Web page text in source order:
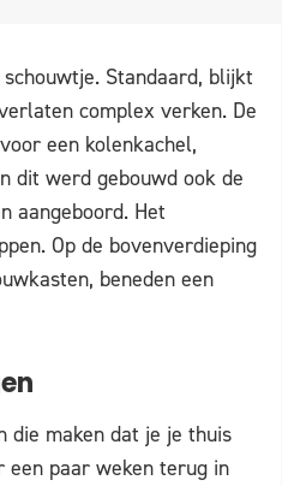
Standaard, blijkt
complex verken. De
een kolenkachel,
dit werd gebouwd ook de
aangeboord. Het
Op de bovenverdieping
beneden een
die maken dat je je thuis
een paar weken terug in